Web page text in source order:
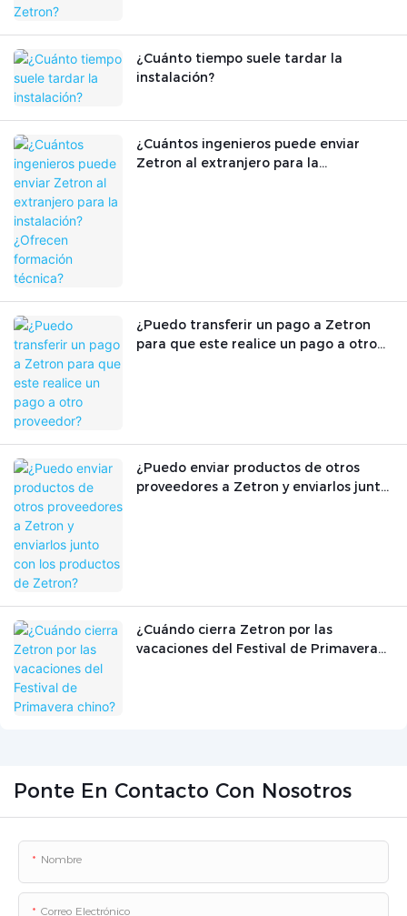
¿Cuánto tiempo suele tardar la
instalación?
¿Cuántos ingenieros puede enviar
Zetron al extranjero para la
¿Puedo transferir un pago a Zetron
para que este realice un pago a otro
¿Puedo enviar productos de otros
proveedores a Zetron y enviarlos junto
¿Cuándo cierra Zetron por las
vacaciones del Festival de Primavera
Ponte En Contacto Con Nosotros
Nombre
Correo Electrónico